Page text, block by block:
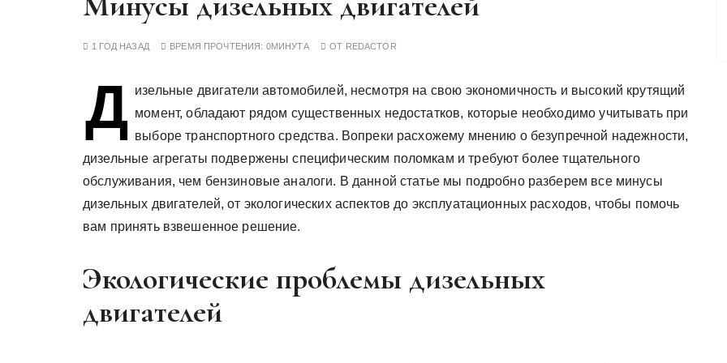
1 ГОД НАЗАД ВРЕМЯ ПРОЧТЕНИЯ: 0МИНУТА ОТ REDACTOR
Д изельные двигатели автомобилей, несмотря на свою экономичность и высокий крутящий
момент, обладают рядом существенных недостатков, которые необходимо учитывать при
выборе транспортного средства. Вопреки расхожему мнению о безупречной надежности,
дизельные агрегаты подвержены специфическим поломкам и требуют более тщательного
обслуживания, чем бензиновые аналоги. В данной статье мы подробно разберем все минусы
дизельных двигателей, от экологических аспектов до эксплуатационных расходов, чтобы помочь
вам принять взвешенное решение.
Экологические проблемы дизельных
двигателей